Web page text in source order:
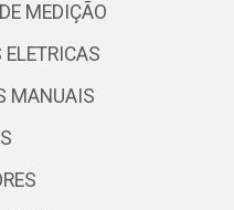
MEDIÇÃO
ELETRICAS
MANUAIS